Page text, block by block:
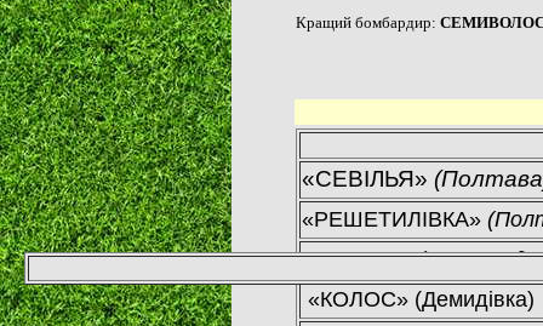
Кращий бомбардир: СЕМИВОЛОС
«СЕВІЛЬЯ» (Полтава
«РЕШЕТИЛІВКА»
«РОКИТА»
«КОЛОС» (Демидівка)